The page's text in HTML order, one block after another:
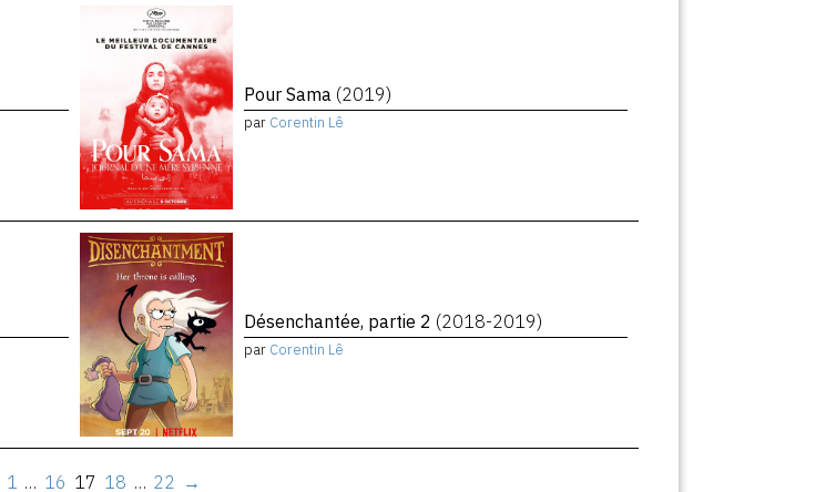
Pour Sama (2019)
par Corentin Lê
Désenchantée, partie 2 (2018-2019)
par Corentin Lê
1 … 16 17 18 … 22 →